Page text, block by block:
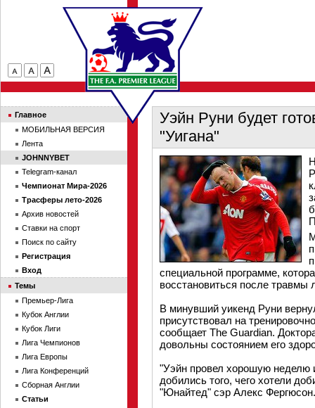
Уэйн Руни будет
"Уигана"
специальной программе,
восстановиться после травмы
В минувший уикенд Руни
присутствовал на
сообщает The Guardian.
довольны состоянием его
"Уэйн провел хорошую
добились того, чего хотели
"Юнайтед" сэр Алекс Фергюсон.
Главное
МОБИЛЬНАЯ ВЕРСИЯ
Лента
JOHNNYBET
Telegram-канал
Чемпионат Мира-2026
Трасферы лето-2026
Архив новостей
Ставки на спорт
Поиск по сайту
Регистрация
Вход
Темы
Премьер-Лига
Кубок Англии
Кубок Лиги
Лига Чемпионов
Лига Европы
Лига Конференций
Сборная Англии
Статьи